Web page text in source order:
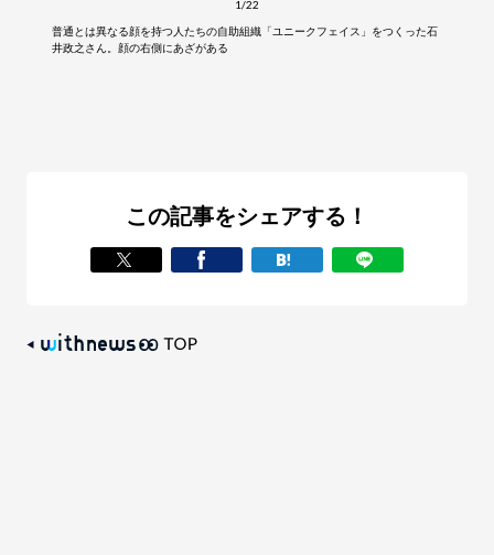
1/22
普通とは異なる顔を持つ人たちの自助組織「ユニークフェイス」をつくった石
井政之さん。顔の右側にあざがある
この記事をシェアする！